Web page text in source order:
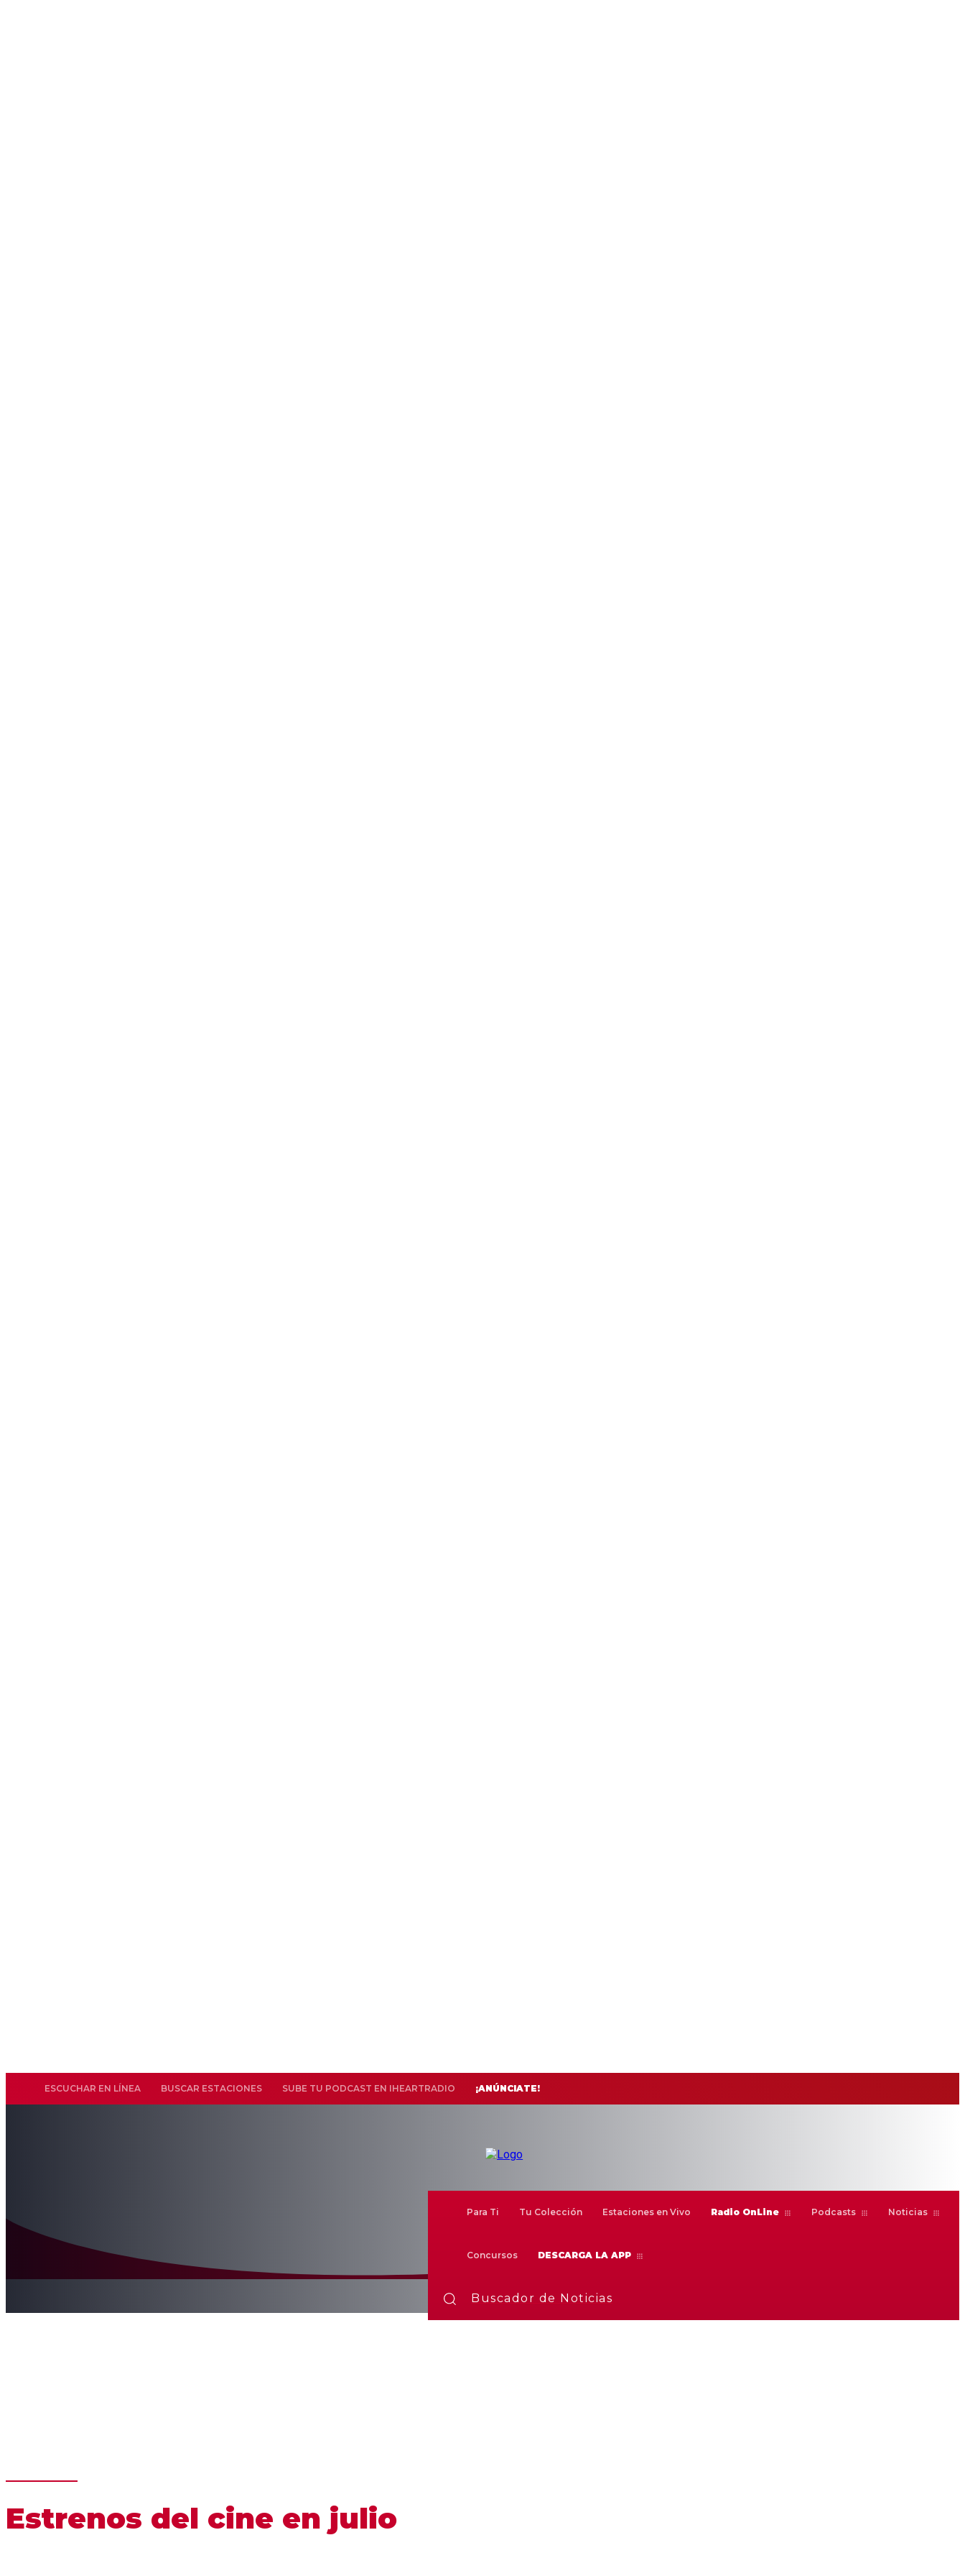
ESCUCHAR EN LÍNEA BUSCAR ESTACIONES SUBE TU PODCAST EN IHEARTRADIO ¡ANÚNCIATE!
Para Ti Tu Colección Estaciones en Vivo Radio OnLine Podcasts Noticias
Concursos DESCARGA LA APP
Buscador de Noticias
Estrenos del cine en julio